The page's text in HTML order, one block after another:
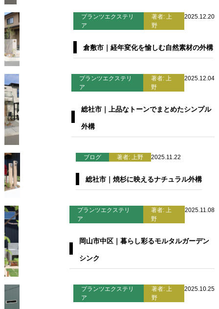
プランツエクステリ
ア
著者: 上
野
2025.12.20
倉敷市｜経年変化を愉しむ自然素材の外構
プランツエクステリ
ア
著者: 上
野
2025.12.04
総社市｜上品なトーンでまとめたシンプル
外構
ブログ 著者: 上野 2025.11.22
総社市｜焼杉に映えるナチュラル外構
プランツエクステリ
ア
著者: 上
野
2025.11.08
岡山市中区｜暮らし彩るモルタルガーデン
シンク
プランツエクステリ
ア
著者: 上
野
2025.10.25